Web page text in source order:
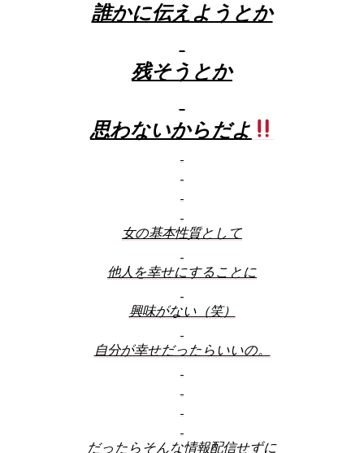
誰かに伝えようとか
残そうとか
思わないからだよ
女の基本性質として
他人を幸せにすることに
興味がない（笑）
自分が幸せだったらいいの。
だったらそんな情報配信せずに